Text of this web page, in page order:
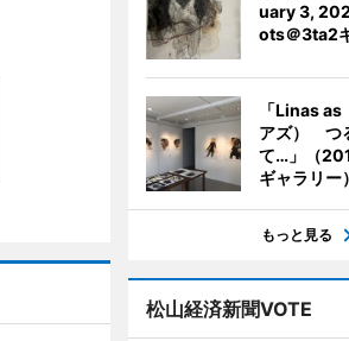
uary 3,
ots＠3ta2
「Linas
アズ） つ
て…」（
ギャラリー）
もっと見る
松山経済新聞VOTE